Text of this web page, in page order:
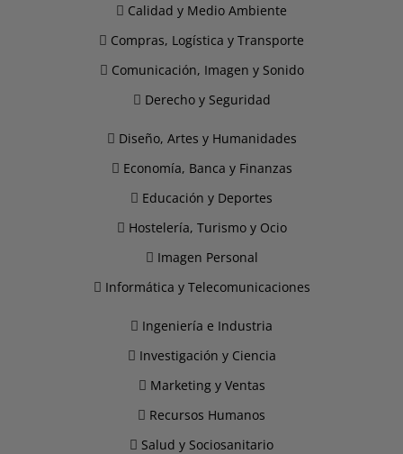
Calidad y Medio Ambiente
Compras, Logística y Transporte
Comunicación, Imagen y Sonido
Derecho y Seguridad
Diseño, Artes y Humanidades
Economía, Banca y Finanzas
Educación y Deportes
Hostelería, Turismo y Ocio
Imagen Personal
Informática y Telecomunicaciones
Ingeniería e Industria
Investigación y Ciencia
Marketing y Ventas
Recursos Humanos
Salud y Sociosanitario